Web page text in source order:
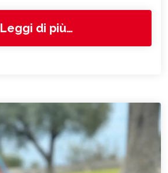
Leggi di più…from 8461